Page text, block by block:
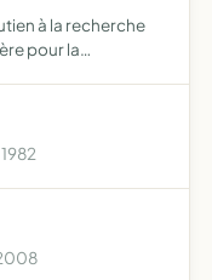
à la recherche
pour la